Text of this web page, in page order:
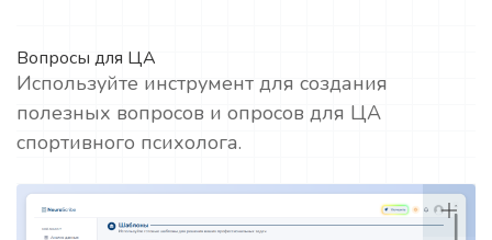
Вопросы для ЦА
Используйте инструмент для создания
полезных вопросов и опросов для ЦА
спортивного психолога.